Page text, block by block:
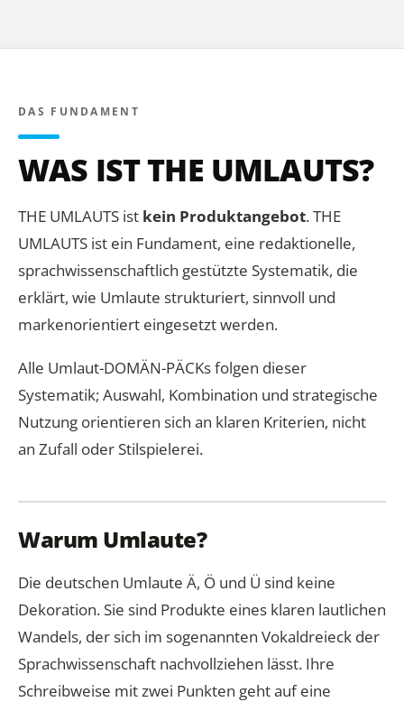
DAS FUNDAMENT
WAS IST THE UMLAUTS?
THE UMLAUTS ist kein Produktangebot. THE
UMLAUTS ist ein Fundament, eine redaktionelle,
sprachwissenschaftlich gestützte Systematik, die
erklärt, wie Umlaute strukturiert, sinnvoll und
markenorientiert eingesetzt werden.
Alle Umlaut-DOMÄN-PÄCKs folgen dieser
Systematik; Auswahl, Kombination und strategische
Nutzung orientieren sich an klaren Kriterien, nicht
an Zufall oder Stilspielerei.
Warum Umlaute?
Die deutschen Umlaute Ä, Ö und Ü sind keine
Dekoration. Sie sind Produkte eines klaren lautlichen
Wandels, der sich im sogenannten Vokaldreieck der
Sprachwissenschaft nachvollziehen lässt. Ihre
Schreibweise mit zwei Punkten geht auf eine